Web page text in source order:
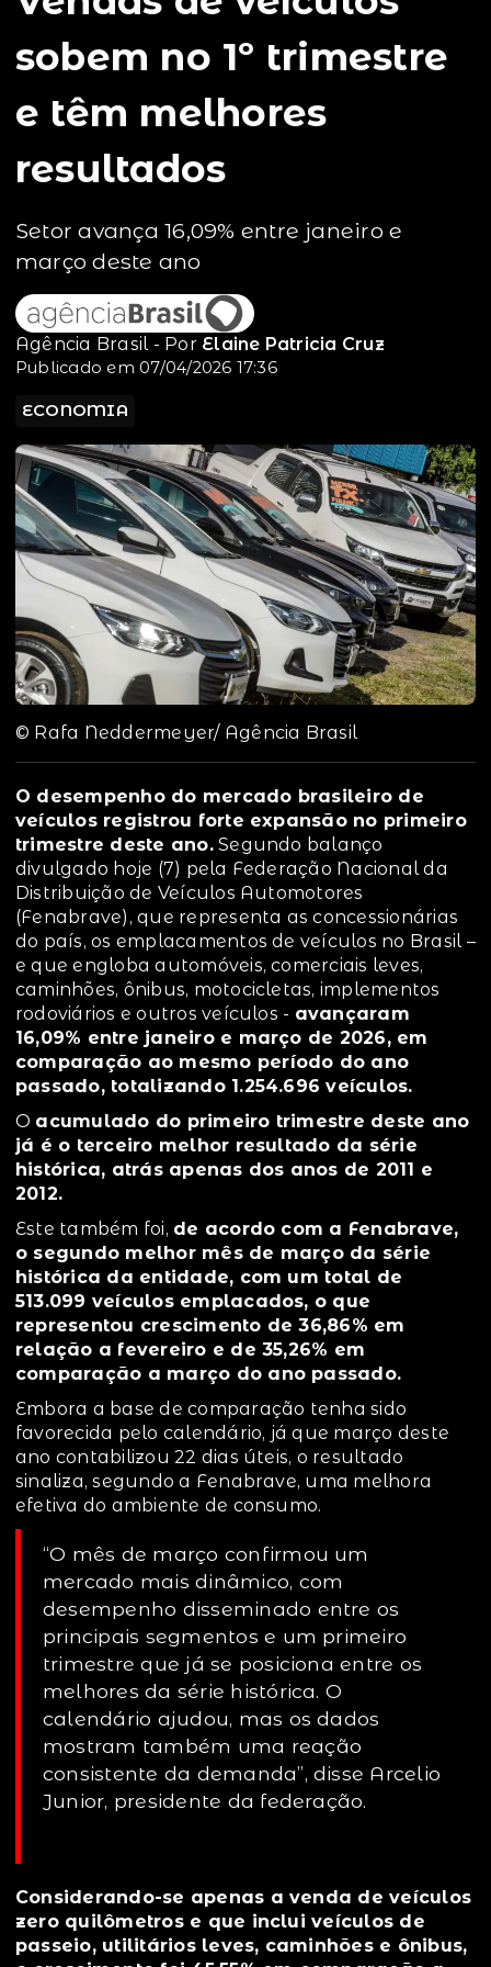
sobem no 1º trimestre
e têm melhores
resultados
Setor avança 16,09% entre janeiro e
março deste ano
Agência Brasil - Por Elaine Patricia Cruz
Publicado em 07/04/2026 17:36
ECONOMIA
© Rafa Neddermeyer/ Agência Brasil
O desempenho do mercado brasileiro de
veículos registrou forte expansão no primeiro
trimestre deste ano.Segundo balanço
divulgado hoje (7) pela Federação Nacional da
Distribuição de Veículos Automotores
(Fenabrave), que representa as concessionárias
do país, os emplacamentos de veículos no Brasil –
e que engloba automóveis, comerciais leves,
caminhões, ônibus, motocicletas, implementos
rodoviários e outros veículos - avançaram
16,09% entre janeiro e março de 2026, em
comparação ao mesmo período do ano
passado, totalizando 1.254.696 veículos.
O acumulado do primeiro trimestre deste ano
já é o terceiro melhor resultado da série
histórica, atrás apenas dos anos de 2011 e
2012.
Este também foi, de acordo com a Fenabrave,
o segundo melhor mês de março da série
histórica da entidade, com um total de
513.099 veículos emplacados, o que
representou crescimento de 36,86% em
relação a fevereiro e de 35,26% em
comparação a março do ano passado.
Embora a base de comparação tenha sido
favorecida pelo calendário, já que março deste
ano contabilizou 22 dias úteis, o resultado
sinaliza, segundo a Fenabrave, uma melhora
efetiva do ambiente de consumo.
“O mês de março confirmou um
mercado mais dinâmico, com
desempenho disseminado entre os
principais segmentos e um primeiro
trimestre que já se posiciona entre os
melhores da série histórica. O
calendário ajudou, mas os dados
mostram também uma reação
consistente da demanda”, disse Arcelio
Junior, presidente da federação.
Considerando-se apenas a venda de veículos
zero quilômetros e que inclui veículos de
passeio, utilitários leves, caminhões e ônibus,